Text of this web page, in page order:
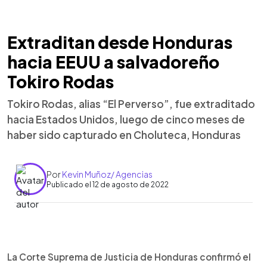
Extraditan desde Honduras
hacia EEUU a salvadoreño
Tokiro Rodas
Tokiro Rodas, alias “El Perverso”, fue extraditado
hacia Estados Unidos, luego de cinco meses de
haber sido capturado en Choluteca, Honduras
PorKevin Muñoz/ Agencias
Publicado el 12 de agosto de 2022
► Escuchar artículo
La Corte Suprema de Justicia de Honduras confirmó el